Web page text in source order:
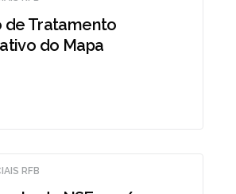
de Tratamento
do Mapa
RFB